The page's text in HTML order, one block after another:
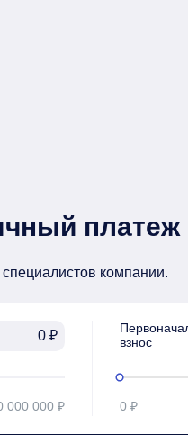
платеж
компании.
₽
000 000 ₽
взнос
0 ₽